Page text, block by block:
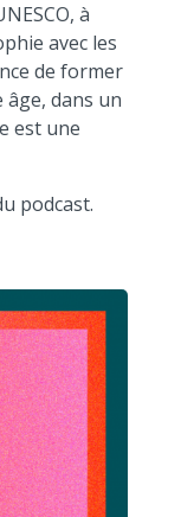
à
avec les
de former
âge, dans un
est une
podcast.